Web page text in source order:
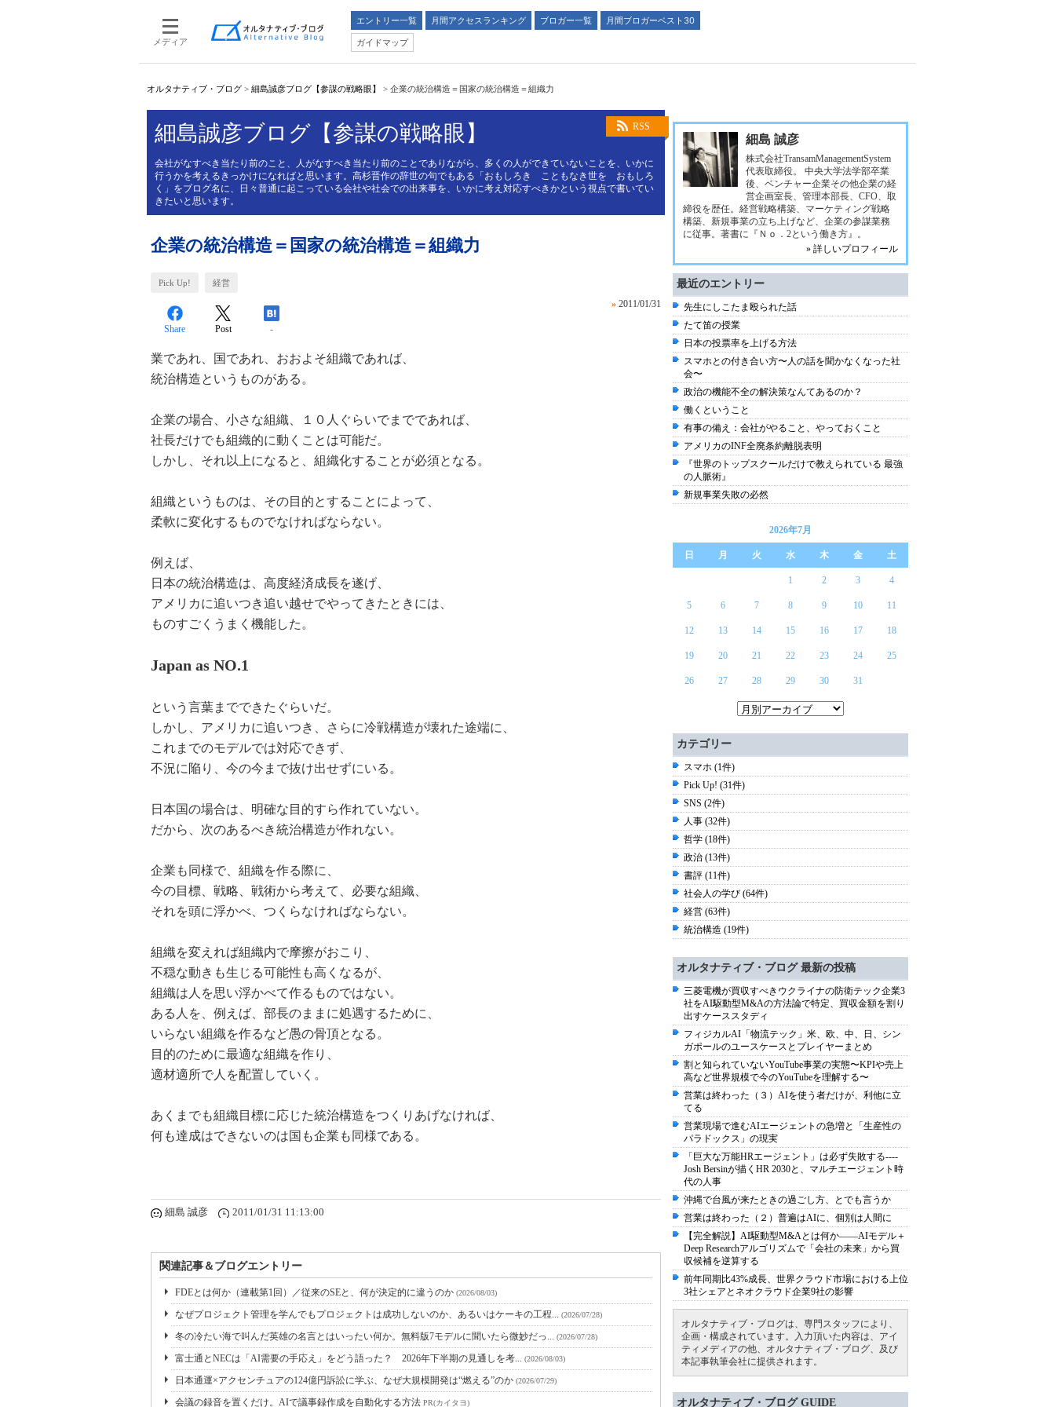
メディア
エントリー一覧 月間アクセスランキング ブロガー一覧
月間ブロガーベスト30
ガイドマップ
オルタナティブ・ブログ > 細島誠彦ブログ【参謀の戦略眼】 > 企業の統治構造＝国家の統治構造＝組織力
RSS
細島誠彦ブログ【参謀の戦略眼】
会社がなすべき当たり前のこと、人がなすべき当たり前のことでありながら、多くの人ができていないことを、いかに
行うかを考えるきっかけになればと思います。高杉晋作の辞世の句でもある「おもしろき こともなき世を おもしろ
く」をブログ名に、日々普通に起こっている会社や社会での出来事を、いかに考え対応すべきかという視点で書いてい
きたいと思います。
企業の統治構造＝国家の統治構造＝組織力
Pick Up! 経営
» 2011/01/31
Share Post -
業であれ、国であれ、おおよそ組織であれば、
統治構造というものがある。
企業の場合、小さな組織、１０人ぐらいでまでであれば、
社長だけでも組織的に動くことは可能だ。
しかし、それ以上になると、組織化することが必須となる。
組織というものは、その目的とすることによって、
柔軟に変化するものでなければならない。
例えば、
日本の統治構造は、高度経済成長を遂げ、
アメリカに追いつき追い越せでやってきたときには、
ものすごくうまく機能した。
Japan as NO.1
という言葉までできたぐらいだ。
しかし、アメリカに追いつき、さらに冷戦構造が壊れた途端に、
これまでのモデルでは対応できず、
不況に陥り、今の今まで抜け出せずにいる。
日本国の場合は、明確な目的すら作れていない。
だから、次のあるべき統治構造が作れない。
企業も同様で、組織を作る際に、
今の目標、戦略、戦術から考えて、必要な組織、
それを頭に浮かべ、つくらなければならない。
組織を変えれば組織内で摩擦がおこり、
不穏な動きも生じる可能性も高くなるが、
組織は人を思い浮かべて作るものではない。
ある人を、例えば、部長のままに処遇するために、
いらない組織を作るなど愚の骨頂となる。
目的のために最適な組織を作り、
適材適所で人を配置していく。
あくまでも組織目標に応じた統治構造をつくりあげなければ、
何も達成はできないのは国も企業も同様である。
細島 誠彦 2011/01/31 11:13:00
関連記事＆ブログエントリー
FDEとは何か（連載第1回）／従来のSEと、何が決定的に違うのか (2026/08/03)
なぜプロジェクト管理を学んでもプロジェクトは成功しないのか、あるいはケーキの工程... (2026/07/28)
冬の冷たい海で叫んだ英雄の名言とはいったい何か。無料版7モデルに聞いたら微妙だっ... (2026/07/28)
富士通とNECは「AI需要の手応え」をどう語った？ 2026年下半期の見通しを考... (2026/08/03)
日本通運×アクセンチュアの124億円訴訟に学ぶ、なぜ大規模開発は“燃える”のか (2026/07/29)
会議の録音を置くだけ。AIで議事録作成を自動化する方法 PR(カイタヨ)
細島 誠彦
株式会社TransamManagementSystem
代表取締役。 中央大学法学部卒業
後、ベンチャー企業その他企業の経
営企画室長、管理本部長、CFO、取
締役を歴任。経営戦略構築、マーケティング戦略
構築、新規事業の立ち上げなど、企業の参謀業務
に従事。著書に『Ｎｏ．2という働き方』。
» 詳しいプロフィール
最近のエントリー
先生にしこたま殴られた話
たて笛の授業
日本の投票率を上げる方法
スマホとの付き合い方〜人の話を聞かなくなった社
会〜
政治の機能不全の解決策なんてあるのか？
働くということ
有事の備え：会社がやること、やっておくこと
アメリカのINF全廃条約離脱表明
『世界のトップスクールだけで教えられている 最強
の人脈術』
新規事業失敗の必然
2026年7月
日 月 火 水 木 金 土
1 2 3 4
5 6 7 8 9 10 11
12 13 14 15 16 17 18
19 20 21 22 23 24 25
26 27 28 29 30 31
カテゴリー
スマホ (1件)
Pick Up! (31件)
SNS (2件)
人事 (32件)
哲学 (18件)
政治 (13件)
書評 (11件)
社会人の学び (64件)
経営 (63件)
統治構造 (19件)
オルタナティブ・ブログ 最新の投稿
三菱電機が買収すべきウクライナの防衛テック企業3
社をAI駆動型M&Aの方法論で特定、買収金額を割り
出すケーススタディ
フィジカルAI「物流テック」米、欧、中、日、シン
ガポールのユースケースとプレイヤーまとめ
割と知られていないYouTube事業の実態〜KPIや売上
高など世界規模で今のYouTubeを理解する〜
営業は終わった（３）AIを使う者だけが、利他に立
てる
営業現場で進むAIエージェントの急増と「生産性の
パラドックス」の現実
「巨大な万能HRエージェント」は必ず失敗する----
Josh Bersinが描くHR 2030と、マルチエージェント時
代の人事
沖縄で台風が来たときの過ごし方、とでも言うか
営業は終わった（２）普遍はAIに、個別は人間に
【完全解説】AI駆動型M&Aとは何か――AIモデル＋
Deep Researchアルゴリズムで「会社の未来」から買
収候補を逆算する
前年同期比43%成長、世界クラウド市場における上位
3社シェアとネオクラウド企業9社の影響
オルタナティブ・ブログは、専門スタッフにより、
企画・構成されています。入力頂いた内容は、アイ
ティメディアの他、オルタナティブ・ブログ、及び
本記事執筆会社に提供されます。
オルタナティブ・ブログ GUIDE